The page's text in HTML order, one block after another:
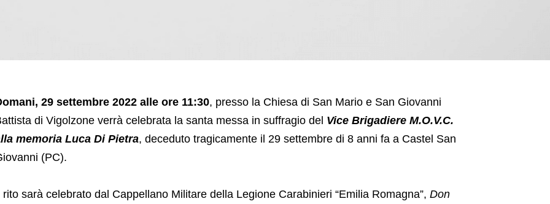
29 settembre 2022 alle ore 11:30, presso la Chiesa di San Mario e San Giovanni
di Vigolzone verrà celebrata la santa messa in suffragio del Vice Brigadiere M.O.V.C.
memoria Luca Di Pietra, deceduto tragicamente il 29 settembre di 8 anni fa a Castel San
(PC).
rito sarà celebrato dal Cappellano Militare della Legione Carabinieri “Emilia Romagna”, Don